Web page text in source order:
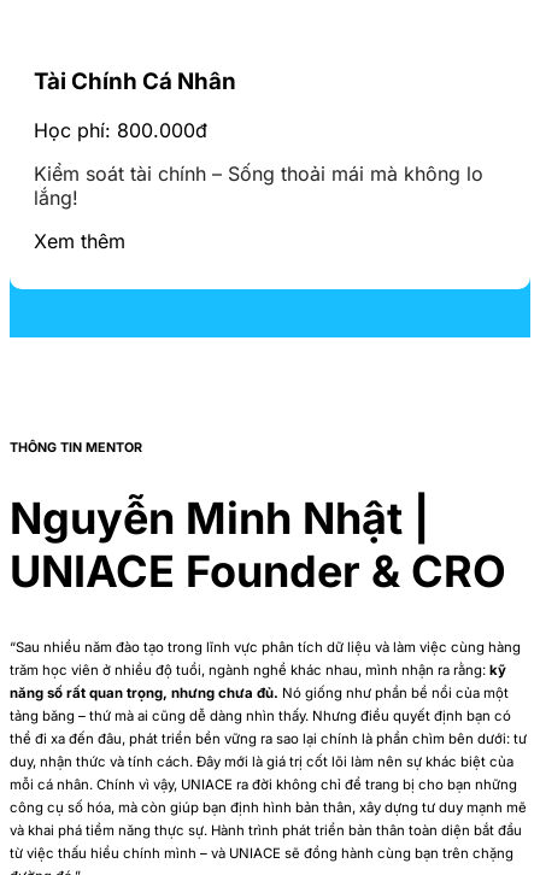
Tài Chính Cá Nhân
Học phí: 800.000đ
Kiểm soát tài chính – Sống thoải mái mà không lo
lắng!
Xem thêm
THÔNG TIN MENTOR
Nguyễn Minh Nhật |
UNIACE Founder & CRO
“Sau nhiều năm đào tạo trong lĩnh vực phân tích dữ liệu và làm việc cùng hàng
trăm học viên ở nhiều độ tuổi, ngành nghề khác nhau, mình nhận ra rằng: kỹ
năng số rất quan trọng, nhưng chưa đủ. Nó giống như phần bề nổi của một
tảng băng – thứ mà ai cũng dễ dàng nhìn thấy. Nhưng điều quyết định bạn có
thể đi xa đến đâu, phát triển bền vững ra sao lại chính là phần chìm bên dưới: tư
duy, nhận thức và tính cách. Đây mới là giá trị cốt lõi làm nên sự khác biệt của
mỗi cá nhân. Chính vì vậy, UNIACE ra đời không chỉ để trang bị cho bạn những
công cụ số hóa, mà còn giúp bạn định hình bản thân, xây dựng tư duy mạnh mẽ
và khai phá tiềm năng thực sự. Hành trình phát triển bản thân toàn diện bắt đầu
từ việc thấu hiểu chính mình – và UNIACE sẽ đồng hành cùng bạn trên chặng